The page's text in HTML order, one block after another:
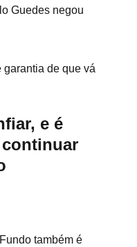
Guedes negou
garantia de que vá
e é
também é